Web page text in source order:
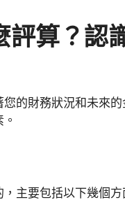
評算？認
的財務狀況和未來
主要包括以下幾個方